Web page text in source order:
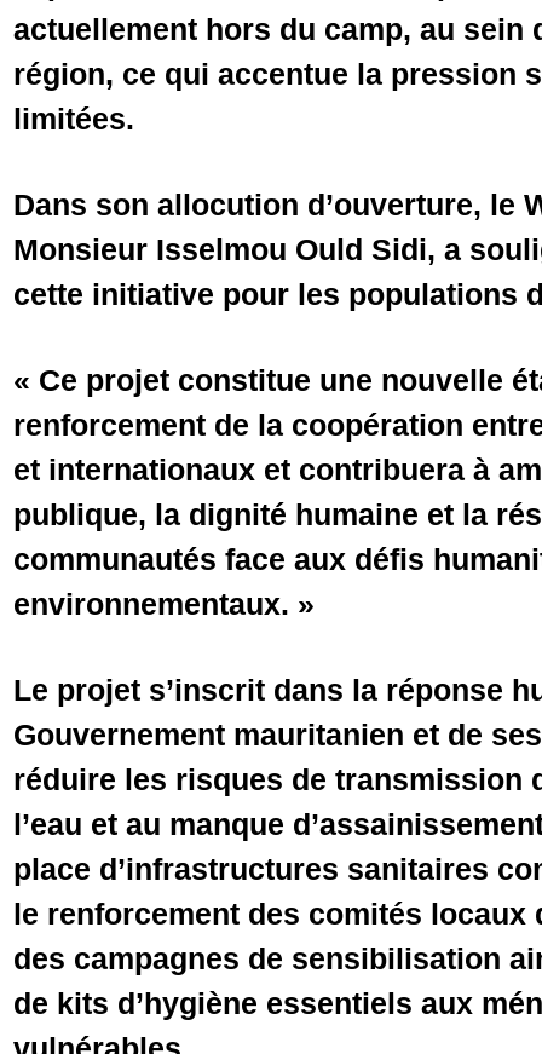
actuellement hors du camp, au sein
région, ce qui accentue la pression
limitées.
Dans son allocution d’ouverture, le
Monsieur Isselmou Ould Sidi, a
cette initiative pour les populations
« Ce projet constitue une nouvelle
renforcement de la coopération
et internationaux et contribuera à
publique, la dignité humaine et la
communautés face aux défis
environnementaux. »
Le projet s’inscrit dans la réponse
Gouvernement mauritanien et de
réduire les risques de transmission
l’eau et au manque
place d’infrastructures sanitaires
le renforcement des comités locaux
des campagnes de sensibilisation
de kits d’hygiène essentiels aux